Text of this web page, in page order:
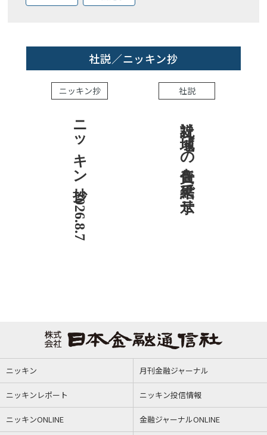
社説／ニッキン抄
ニッキン抄
ニッキン抄 2026.8.7
社説
社説 地域への責任を結果で示せ
ニッキン 月刊金融ジャーナル
ニッキンレポート ニッキン投信情報
ニッキンONLINE 金融ジャーナルONLINE